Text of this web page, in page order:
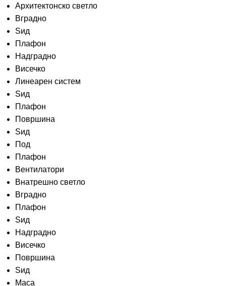
Архитектонско светло
Вградно
Ѕид
Плафон
Надградно
Висечко
Линеарен систем
Ѕид
Плафон
Површина
Ѕид
Под
Плафон
Вентилатори
Внатрешно светло
Вградно
Плафон
Ѕид
Надградно
Висечко
Површина
Sид
Маса